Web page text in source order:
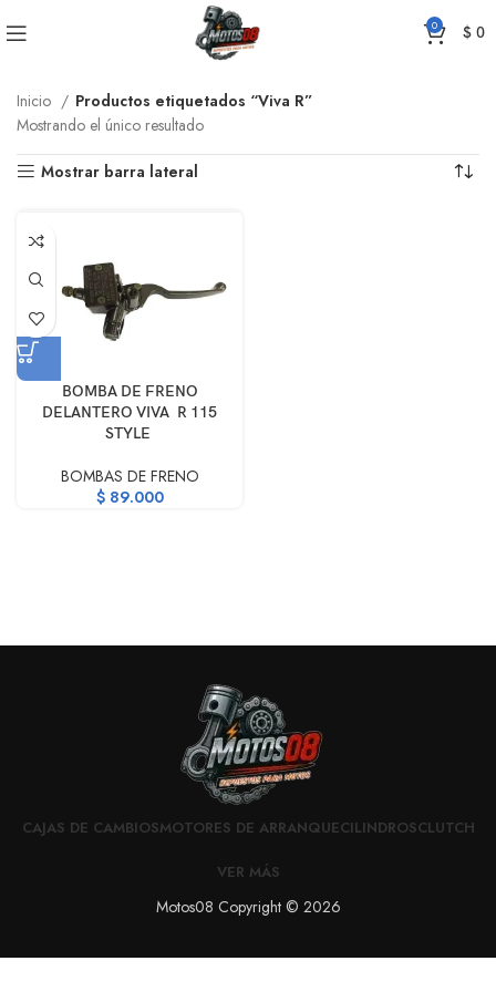
0 $0
Inicio
Productos etiquetados “Viva R”
Mostrando el único resultado
Mostrar barra lateral
BOMBA DE FRENO
DELANTERO VIVA R 115
STYLE
BOMBAS DE FRENO
$89.000
CAJAS DE CAMBIOSMOTORES DE ARRANQUECILINDROSCLUTCH
VER MÁS
Motos08 Copyright © 2026